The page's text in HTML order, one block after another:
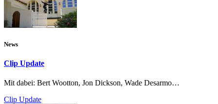
News
Clip Update
Mit dabei: Bert Wootton, Jon Dickson, Wade Desarmo…
Clip Update